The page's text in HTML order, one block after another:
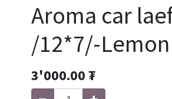
Aroma car
/12*7/-Lemon
3'000.00₮